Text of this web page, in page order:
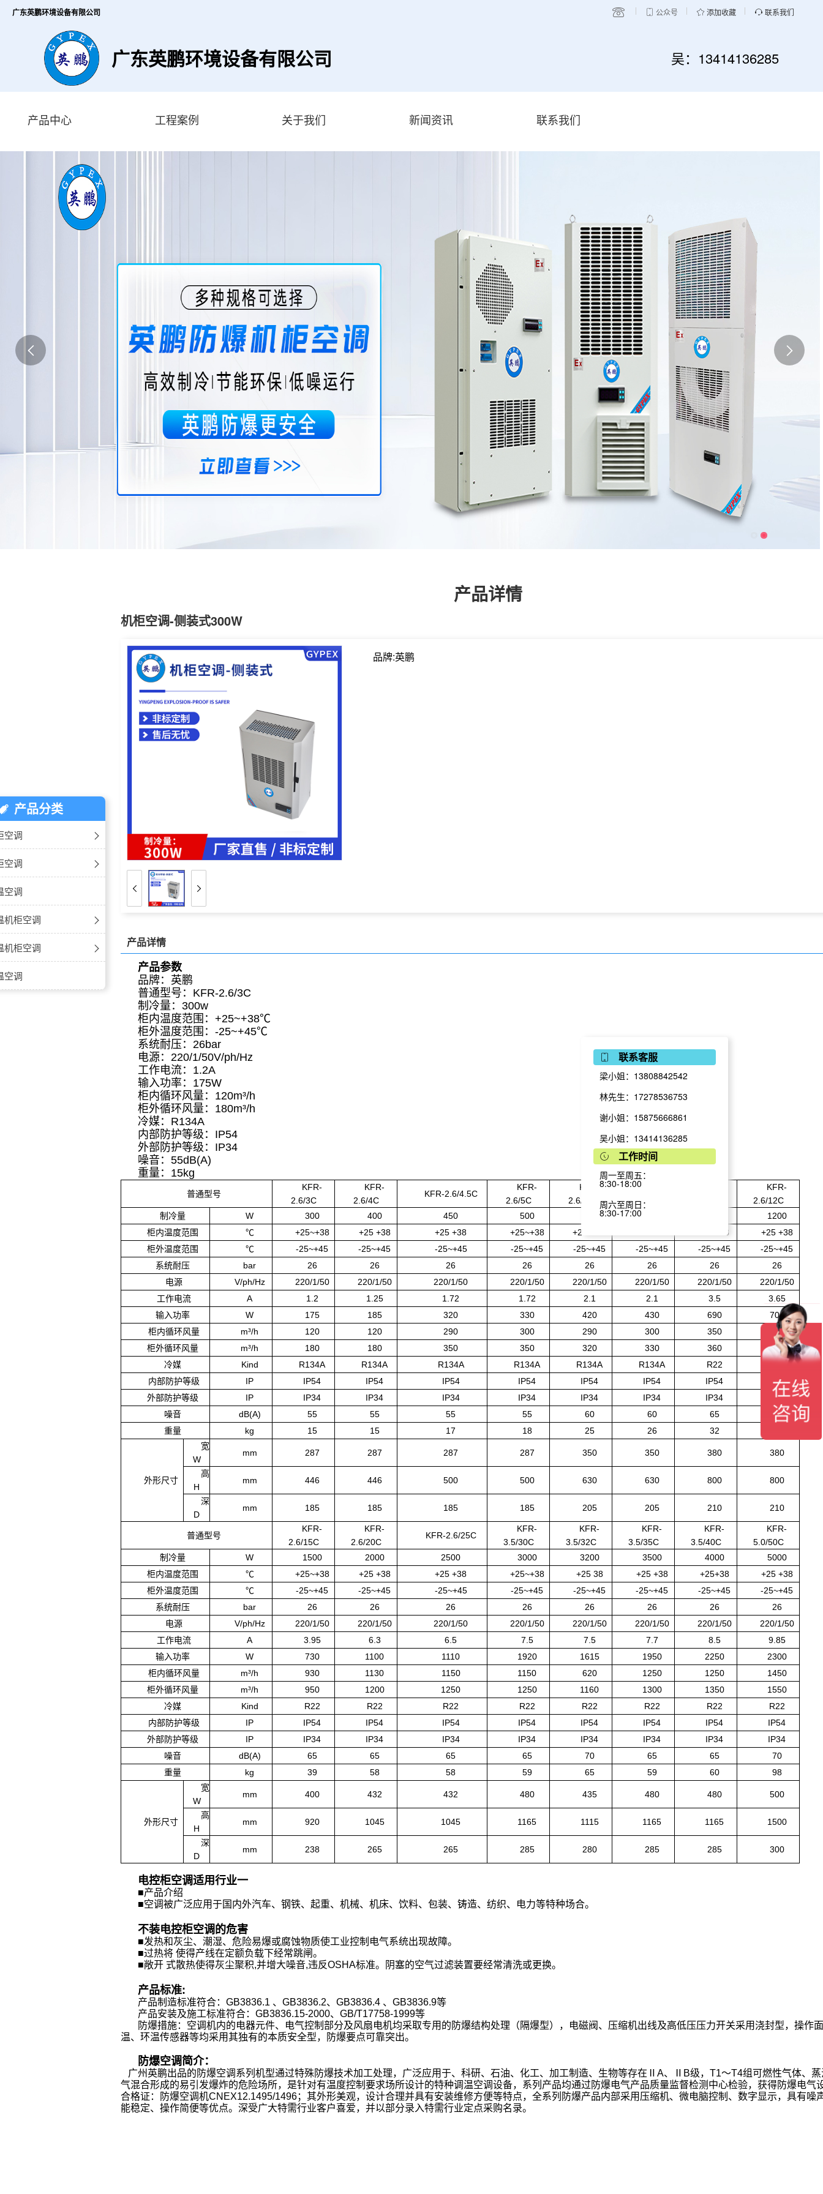
广东英鹏环境设备有限公司 公众号 添加收藏 联系我们
广东英鹏环境设备有限公司 吴：13414136285
产品中心 工程案例 关于我们 新闻资讯 联系我们
产品详情
机柜空调-侧装式300W
品牌:英鹏
产品详情
产品参数
品牌：英鹏
普通型号：KFR-2.6/3C
制冷量：300w
柜内温度范围：+25~+38℃
柜外温度范围：-25~+45℃
系统耐压：26bar
电源：220/1/50V/ph/Hz
工作电流：1.2A
输入功率：175W
柜内循环风量：120m³/h
柜外循环风量：180m³/h
冷媒：R134A
内部防护等级：IP54
外部防护等级：IP34
噪音：55dB(A)
重量：15kg
普通型号
KFR-
2.6/3C
KFR-
2.6/4C
KFR-2.6/4.5C
KFR-
2.6/5C
KFR-
2.6/6C
2.6/8C
KFR-
2.6/12C
制冷量
W 300 400 450 500
1200
柜内温度范围
℃ +25~+38 +25 +38 +25 +38 +25~+38 +25~+38 +25+38
+25 +38
柜外温度范围
℃ -25~+45 -25~+45 -25~+45 -25~+45 -25~+45 -25~+45 -25~+45
-25~+45
系统耐压
bar 26 26 26 26 26 26 26
26
电源
V/ph/Hz 220/1/50 220/1/50 220/1/50 220/1/50 220/1/50 220/1/50 220/1/50
220/1/50
工作电流
A 1.2 1.25 1.72 1.72 2.1 2.1 3.5
3.65
输入功率
W 175 185 320 330 420 430 690
700
柜内循环风量
m³/h 120 120 290 300 290 300 350
350
柜外循环风量
m³/h 180 180 350 350 320 330 360
360
冷媒
Kind R134A R134A R134A R134A R134A R134A R22
R22
内部防护等级
IP IP54 IP54 IP54 IP54 IP54 IP54 IP54
IP54
外部防护等级
IP IP34 IP34 IP34 IP34 IP34 IP34 IP34
IP34
噪音
dB(A) 55 55 55 55 60 60 65
65
重量
kg 15 15 17 18 25 26 32
外形尺寸
宽
W
mm 287 287 287 287 350 350 380 380
高
H
mm 446 446 500 500 630 630 800 800
深
D
mm 185 185 185 185 205 205 210 210
普通型号
KFR-
2.6/15C
KFR-
2.6/20C
KFR-2.6/25C
KFR-
3.5/30C
KFR-
3.5/32C
KFR-
3.5/35C
KFR-
3.5/40C
KFR-
5.0/50C
制冷量
W 1500 2000 2500 3000 3200 3500 4000
5000
柜内温度范围
℃ +25~+38 +25 +38 +25 +38 +25~+38 +25 38 +25 +38 +25+38
+25 +38
柜外温度范围
℃ -25~+45 -25~+45 -25~+45 -25~+45 -25~+45 -25~+45 -25~+45
-25~+45
系统耐压
bar 26 26 26 26 26 26 26
26
电源
V/ph/Hz 220/1/50 220/1/50 220/1/50 220/1/50 220/1/50 220/1/50 220/1/50
220/1/50
工作电流
A 3.95 6.3 6.5 7.5 7.5 7.7 8.5
9.85
输入功率
W 730 1100 1110 1920 1615 1950 2250
2300
柜内循环风量
m³/h 930 1130 1150 1150 620 1250 1250
1450
柜外循环风量
m³/h 950 1200 1250 1250 1160 1300 1350
1550
冷媒
Kind R22 R22 R22 R22 R22 R22 R22
R22
内部防护等级
IP IP54 IP54 IP54 IP54 IP54 IP54 IP54
IP54
外部防护等级
IP IP34 IP34 IP34 IP34 IP34 IP34 IP34
IP34
噪音
dB(A) 65 65 65 65 70 65 65
70
重量
kg 39 58 58 59 65 59 60 98
外形尺寸
宽
W
mm 400 432 432 480 435 480 480 500
高
H
mm 920 1045 1045 1165 1115 1165 1165 1500
深
D
mm 238 265 265 285 280 285 285 300
电控柜空调适用行业一
■产品介绍
■空调被广泛应用于国内外汽车、 钢铁、起重、机械、机床、饮料、包装、铸造、纺织、电力等特种场合。
不装电控柜空调的危害
■发热和灰尘、潮湿、危险易爆或腐蚀物质使工业控制电气系统出现故障。
■过热将 使得产线在定额负载下经常跳闸。
■敞开 式散热使得灰尘聚积,并增大噪音,违反OSHA标准。阴塞的空气过滤装置要经常清洗或更换。
产品标准:
产品制造标准符合：GB3836.1 、GB3836.2、GB3836.4 、GB3836.9等
产品安装及施工标准符合：GB3836.15-2000、GB/T17758-1999等
防爆措施：空调机内的电器元件、电气控制部分及风扇电机均采取专用的防爆结构处理（隔爆型），电磁阀、压缩机出线及高低压压力开关采用浇封型，操作
温、环温传感器等均采用其独有的本质安全型，防爆要点可靠突出。
防爆空调简介：
广州英鹏出品的防爆空调系列机型通过特殊防爆技术加工处理，广泛应用于、科研、石油、化工、加工制造、生物等存在ⅡA、ⅡB级，T1～T4组可燃性气体、
气混合形成的易引发爆炸的危险场所，是针对有温度控制要求场所设计的特种调温空调设备，系列产品均通过防爆电气产品质量监督检测中心检验，获得防爆电气
合格证：防爆空调机CNEX12.1495/1496；其外形美观，设计合理并具有安装维修方便等特点，全系列防爆产品内部采用压缩机、微电脑控制、数字显示，具有噪
能稳定、操作简便等优点。深受广大特需行业客户喜爱，并以部分录入特需行业定点采购名录。
产品分类
空调
空调
空调
空调
空调
空调
柜空调
柜空调
空调
机柜空调
温
温
机柜空调
空调
联系客服
梁小姐：13808842542
林先生：17278536753
谢小姐：15875666861
吴小姐：13414136285
工作时间
周一至周五：
8:30-18:00
周六至周日：
8:30-17:00